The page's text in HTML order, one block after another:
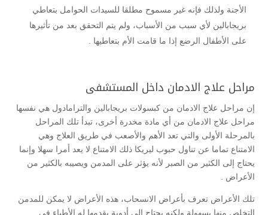
الأجنة ولذلك فإنه غير مسموح مطلقا للسيدات الحوامل بتعاطي
بريجابالين لأي سبب من الأسباب، ولم يتم التحقق بعد من تأثيرها
على الأطفال الرضع إذا ما قامت الأم بتعاطيها .
مراحل علاج الادمان داخل المستشفى
إن مراحل علاج الادمان من كبسولات بريجابالين والترامادول هي نفسها
مراحل علاج الادمان من أي مادة مخدرة أخرى، تبدأ تلك المراحل
بالمرحلة الأولى والتي تعد الأهم والأصعب في طريق العلاج وهي
الامتناع تماما عن تناول حبوب ليريكا ذلك الامتناع لا يعد أمرا سهلا وإنما
يحتاج إلى الكثير من الصبر لأنه يؤثر على المدمن ويصيبه بالكثير من
الأعراض .
تلك الأعراض تعرف بأعراض الانسحاب، هذه الأعراض لا يمكن للمدمن
التخلص منها بسهولة ولكنه يحتاج إلى أدوية يقدمها له الأطباء في